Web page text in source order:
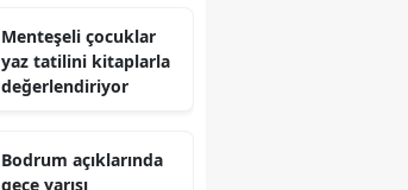
Menteşeli çocuklar
yaz tatilini kitaplarla
değerlendiriyor
Bodrum açıklarında
gece yarısı